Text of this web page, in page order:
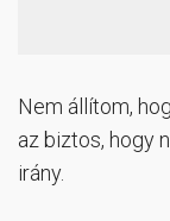
Nem állítom,
az biztos, hogy
irány.